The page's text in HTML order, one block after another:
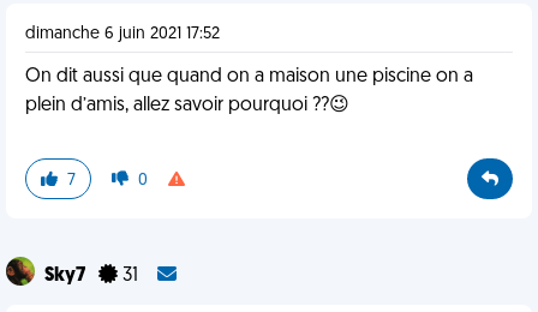
dimanche 6 juin 2021 17:52
On dit aussi que quand on a maison une piscine on a
plein d’amis, allez savoir pourquoi ??😉
7 0
Sky7 31